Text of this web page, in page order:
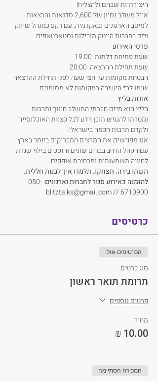
אייל משלב נסיון של 2,600 סדנאות והרצאות
למיטב הארגונים ובאקדמיה, עם רקע כמנהל שיווק
ויזם בחברות הייטק מובילות וסטארטאפים.
פרטי האירוע
שעת פתיחת דלתות: 19:00
שעת תחילת ההרצאה: 20:00
הבטחת מקומות עד חצי שעה לפני תחילת ההרצאה
שימו לב* הישיבה במקומות לא מסומנים
אודות בליץ
בליץ הוא מיזם חברתי המשלב חינוך ותרבות
ומטרתו להנגיש תוכן וידע לכל קצוות האוכלוסייה
ולקדם תרבות חכמה בישראל!
אנו מפגישים את המרצים המבריקים ביותר בארץ
עם הקהל הרחב בברים שונים והופכים בילוי שגרתי
לחוויה משמעותית ומרחיבת אופקים.
תשתו בירה. תצחקו. תלמדו איך לבנות חללית.
להזמנה כאירוע סגורלחברות וארגונים : 050-
6710900 // blitztalks@gmail.com
כרטיסים
הכרטיסים אזלו
סוג כרטיס
תרומת תואר ראשון
פרטים נוספים
מחיר
המכירה הסתיימה